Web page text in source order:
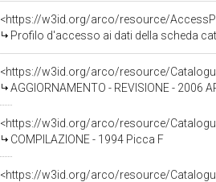
<https://w3id.org/arco/resource/
Profilo d'accesso ai dati della scheda
<https://w3id.org/arco/resource/
AGGIORNAMENTO - REVISIONE - 2006
<https://w3id.org/arco/resource/
COMPILAZIONE - 1994 Picca F
<https://w3id.org/arco/resource/